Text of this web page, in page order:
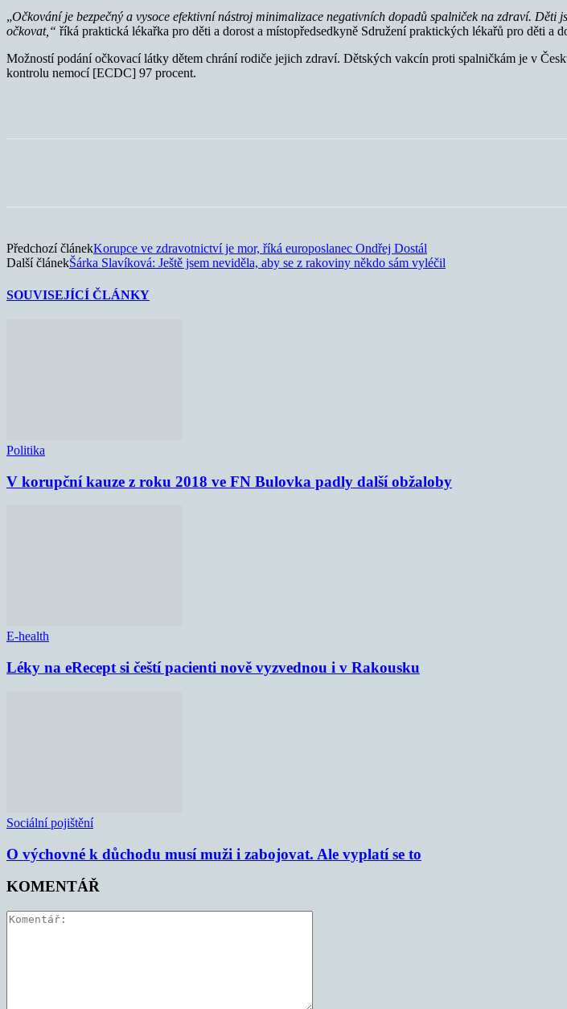
„Očkování je bezpečný a vysoce efektivní nástroj minimalizace negativních dopadů spalniček na zdraví.
očkovat,“ říká praktická lékařka pro děti a dorost a místopředsedkyně Sdružení praktických lékařů pro děti a
Možností podání očkovací látky dětem chrání rodiče jejich zdraví. Dětských vakcín proti spalničkám je v
kontrolu nemocí [ECDC] 97 procent.
Předchozí článekKorupce ve zdravotnictví je mor, říká europoslanec Ondřej Dostál
Další článekŠárka Slavíková: Ještě jsem neviděla, aby se z rakoviny někdo sám vyléčil
SOUVISEJÍCÍ ČLÁNKY
Politika
V korupční kauze z roku 2018 ve FN Bulovka padly další obžaloby
E-health
Léky na eRecept si čeští pacienti nově vyzvednou i v Rakousku
Sociální pojištění
O výchovné k důchodu musí muži i zabojovat. Ale vyplatí se to
KOMENTÁŘ